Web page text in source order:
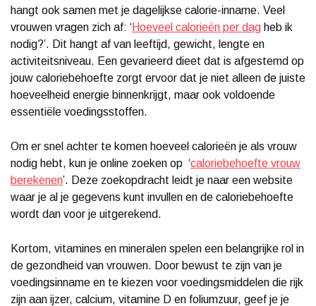
hangt ook samen met je dagelijkse calorie-inname. Veel
vrouwen vragen zich af: ‘Hoeveel calorieën per dag heb ik
nodig?’. Dit hangt af van leeftijd, gewicht, lengte en
activiteitsniveau. Een gevarieerd dieet dat is afgestemd op
jouw caloriebehoefte zorgt ervoor dat je niet alleen de juiste
hoeveelheid energie binnenkrijgt, maar ook voldoende
essentiële voedingsstoffen.
Om er snel achter te komen hoeveel calorieën je als vrouw
nodig hebt, kun je online zoeken op ‘caloriebehoefte vrouw
berekenen’. Deze zoekopdracht leidt je naar een website
waar je al je gegevens kunt invullen en de caloriebehoefte
wordt dan voor je uitgerekend.
Kortom, vitamines en mineralen spelen een belangrijke rol in
de gezondheid van vrouwen. Door bewust te zijn van je
voedingsinname en te kiezen voor voedingsmiddelen die rijk
zijn aan ijzer, calcium, vitamine D en foliumzuur, geef je je